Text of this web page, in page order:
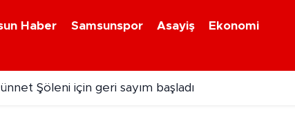
Haber Samsunspor Asayiş
Ekonomi
Şöleni için geri sayım başladı